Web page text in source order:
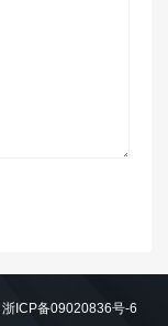
浙ICP备09020836号-6